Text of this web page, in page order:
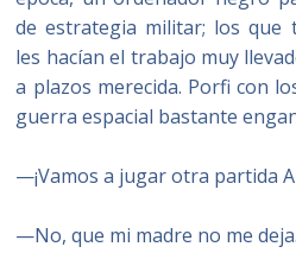
de estrategia militar; los que
les hacían el trabajo muy
a plazos merecida. Porfi con
guerra espacial bastante
—¡Vamos a jugar otra partida
—No, que mi madre no me deja.